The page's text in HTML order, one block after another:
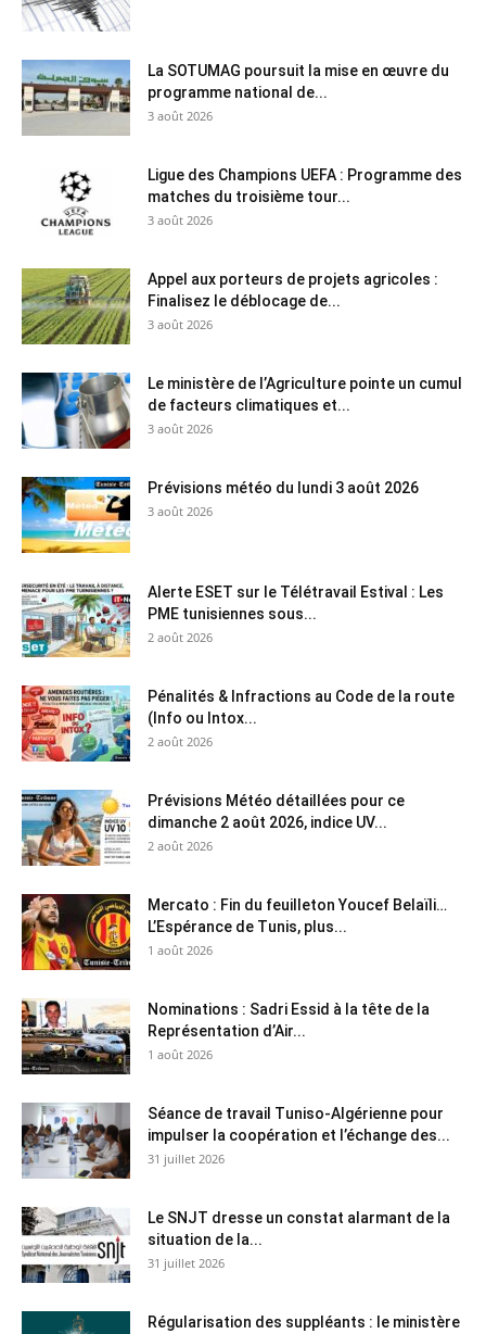
La SOTUMAG poursuit la mise en œuvre du
programme national de...
3 août 2026
Ligue des Champions UEFA : Programme des
matches du troisième tour...
3 août 2026
Appel aux porteurs de projets agricoles :
Finalisez le déblocage de...
3 août 2026
Le ministère de l’Agriculture pointe un cumul
de facteurs climatiques et...
3 août 2026
Prévisions météo du lundi 3 août 2026
3 août 2026
Alerte ESET sur le Télétravail Estival : Les
PME tunisiennes sous...
2 août 2026
Pénalités & Infractions au Code de la route
(Info ou Intox...
2 août 2026
Prévisions Météo détaillées pour ce
dimanche 2 août 2026, indice UV...
2 août 2026
Mercato : Fin du feuilleton Youcef Belaïli…
L’Espérance de Tunis, plus...
1 août 2026
Nominations : Sadri Essid à la tête de la
Représentation d’Air...
1 août 2026
Séance de travail Tuniso-Algérienne pour
impulser la coopération et l’échange des...
31 juillet 2026
Le SNJT dresse un constat alarmant de la
situation de la...
31 juillet 2026
Régularisation des suppléants : le ministère